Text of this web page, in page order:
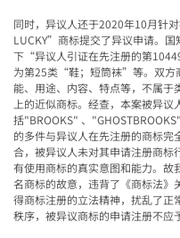
同时，异议人还于2020年10月针
LUCKY” 商标提交了异议申请。国
下 “异议人引证在先注册的第
为第25类 “鞋；短筒袜” 等。双方
能、用途、内容、特点等，不属于
上的近似商标。经查，本案被异
括"BROOKS" 、
的多件与异议人在先注册的商标
合，被异议人未对其申请注册商标
有使用商标的真实意图和能力。故
名商标的故意，违背了《商标法》
得商标注册的立法精神，扰乱了正
秩序，被异议商标的申请注册不应